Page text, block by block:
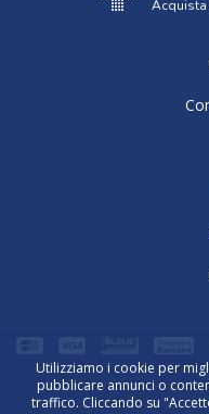
Acquista
Utilizziamo i cookie per
pubblicare annunci o
traffico. Cliccando su